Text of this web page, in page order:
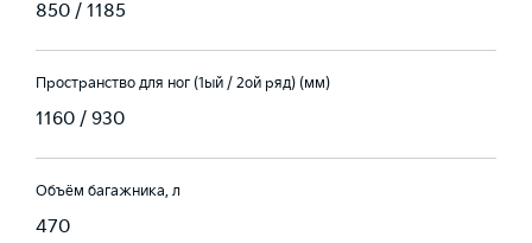
850 / 1185
Пространство для ног (1ый / 2ой ряд) (мм)
1160 / 930
Объём багажника, л
470